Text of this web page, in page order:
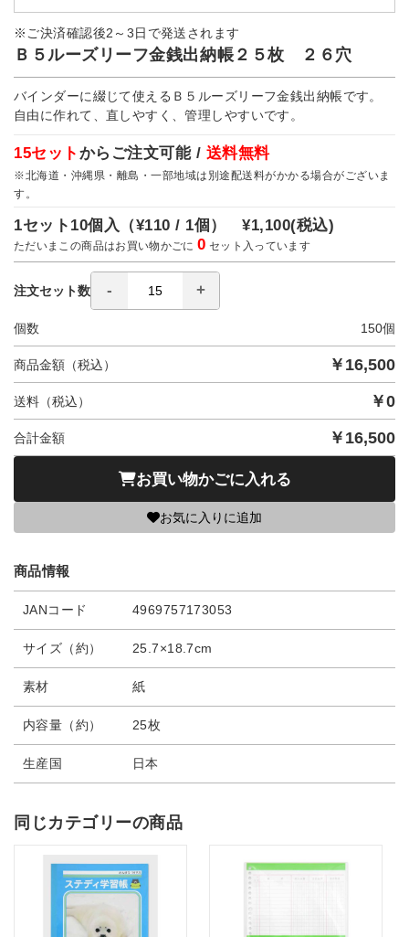
※ご決済確認後2～3日で発送されます
Ｂ５ルーズリーフ金銭出納帳２５枚 ２６穴
バインダーに綴じて使えるＢ５ルーズリーフ金銭出納帳です。
自由に作れて、直しやすく、管理しやすいです。
15セット からご注文可能 / 送料無料
※北海道・沖縄県・離島・一部地域は別途配送料がかかる場合がございま
す。
1セット10個入（¥110 / 1個）¥1,100(税込)
ただいまこの商品はお買い物かごに0 セット入っています
注文セット数
個数 150個
商品金額（税込） ￥ 16,500
送料（税込） ￥0
合計金額 ￥ 16,500
お買い物かごに入れる
お気に入りに追加
商品情報
JANコード 4969757173053
サイズ（約） 25.7×18.7cm
素材 紙
内容量（約） 25枚
生産国 日本
同じカテゴリーの商品